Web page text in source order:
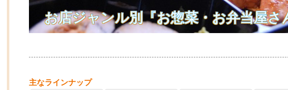
お店ジャンル別『お惣菜・お弁当屋さ
主なラインナップ